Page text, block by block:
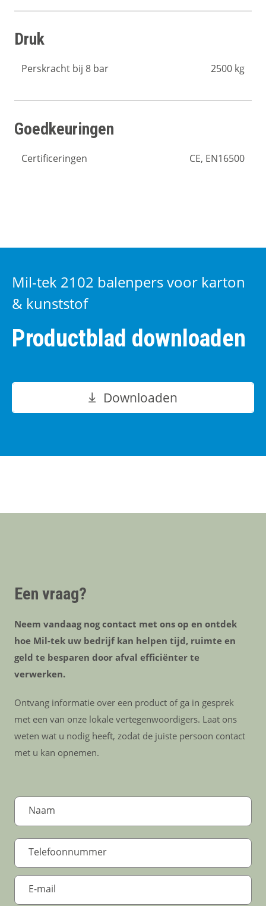
Druk
Perskracht bij 8 bar 2500 kg
Goedkeuringen
Certificeringen CE, EN16500
Mil-tek 2102 balenpers voor karton
& kunststof
Productblad downloaden
Downloaden
Een vraag?
Neem vandaag nog contact met ons op en ontdek
hoe Mil-tek uw bedrijf kan helpen tijd, ruimte en
geld te besparen door afval efficiënter te
verwerken.
Ontvang informatie over een product of ga in gesprek
met een van onze lokale vertegenwoordigers. Laat ons
weten wat u nodig heeft, zodat de juiste persoon contact
met u kan opnemen.